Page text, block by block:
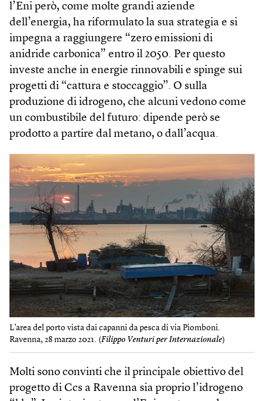
l’Eni però, come molte grandi aziende
dell’energia, ha riformulato la sua strategia e si
impegna a raggiungere “zero emissioni di
anidride carbonica” entro il 2050. Per questo
investe anche in energie rinnovabili e spinge sui
progetti di “cattura e stoccaggio”. O sulla
produzione di idrogeno, che alcuni vedono come
un combustibile del futuro: dipende però se
prodotto a partire dal metano, o dall’acqua.
L’area del porto vista dai capanni da pesca di via Piomboni.
Ravenna, 28 marzo 2021. (Filippo Venturi per Internazionale)
Molti sono convinti che il principale obiettivo del
progetto di Ccs a Ravenna sia proprio l’idrogeno